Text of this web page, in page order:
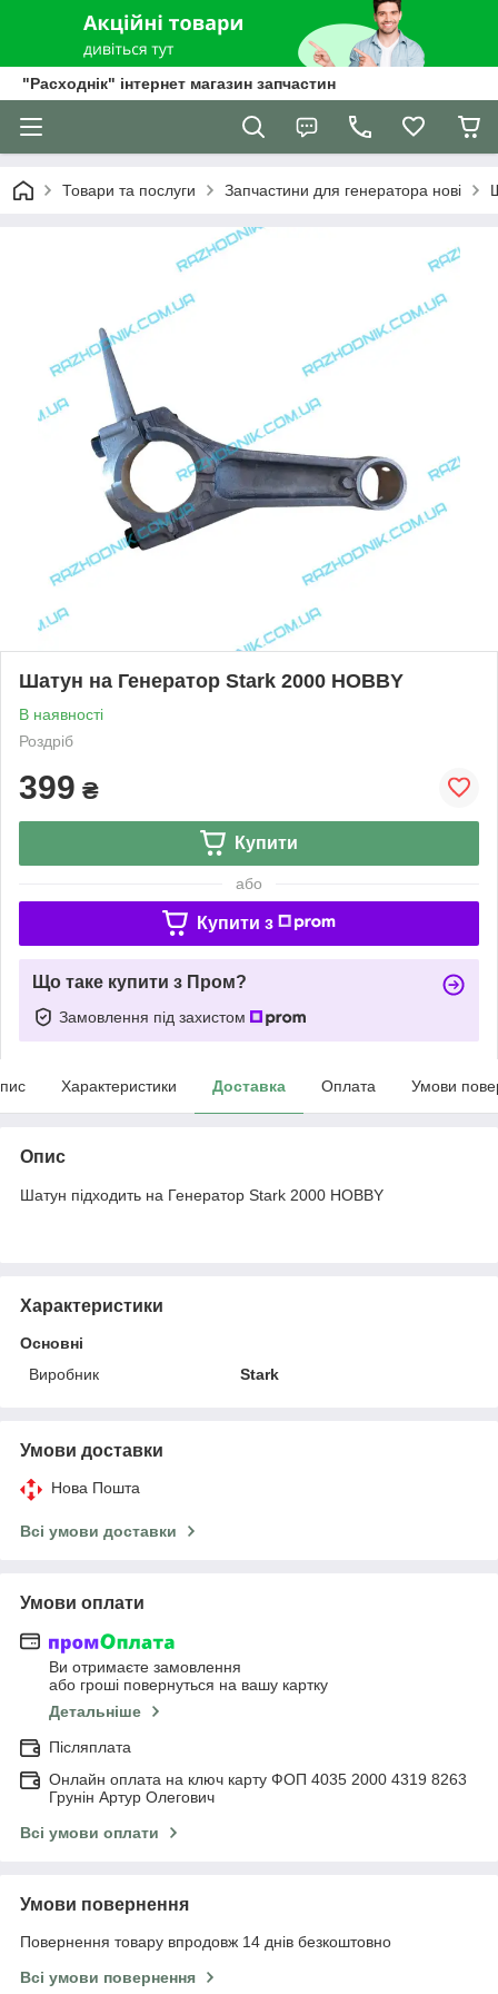
"Расходнік" інтернет магазин запчастин
Товари та послуги Запчастини для генератора нові
Шатун на Генератор Stark 2000 HOBBY
В наявності
Роздріб
399 ₴
Купити
або
Купити з
Що таке купити з Пром?
Замовлення під захистом
Характеристики Доставка Оплата Умови
Опис
Шатун підходить на Генератор Stark 2000 HOBBY
Характеристики
Основні
Виробник
Stark
Умови доставки
Нова Пошта
Всі умови доставки
Умови оплати
Ви отримаєте замовлення
або гроші повернуться на вашу картку
Детальніше
Післяплата
Онлайн оплата на ключ карту ФОП 4035 2000 4319 8263
Грунін Артур Олегович
Всі умови оплати
Умови повернення
Повернення товару впродовж 14 днів безкоштовно
Всі умови повернення